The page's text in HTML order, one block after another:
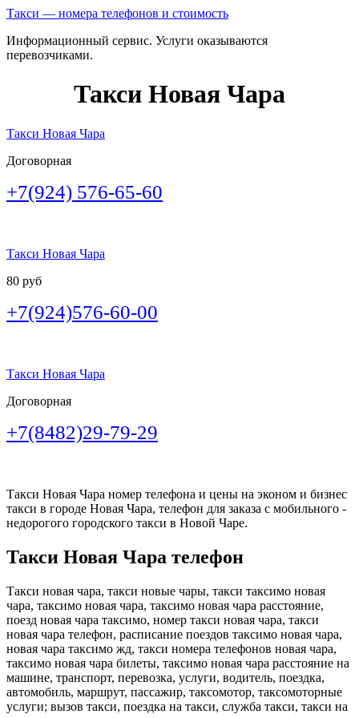
Такси — номера телефонов и стоимость
Информационный сервис. Услуги оказываются
перевозчиками.
Такси Новая Чара
Такси Новая Чара
Договорная
+7(924) 576-65-60
Такси Новая Чара
80 руб
+7(924)576-60-00
Такси Новая Чара
Договорная
+7(8482)29-79-29
Такси Новая Чара номер телефона и цены на эконом и бизнес
такси в городе Новая Чара, телефон для заказа с мобильного -
недорогого городского такси в Новой Чаре.
Такси Новая Чара телефон
Такси новая чара, такси новые чары, такси таксимо новая
чара, таксимо новая чара, таксимо новая чара расстояние,
поезд новая чара таксимо, номер такси новая чара, такси
новая чара телефон, расписание поездов таксимо новая чара,
новая чара таксимо жд, такси номера телефонов новая чара,
таксимо новая чара билеты, таксимо новая чара расстояние на
машине, транспорт, перевозка, услуги, водитель, поездка,
автомобиль, маршрут, пассажир, таксомотор, таксомоторные
услуги; вызов такси, поездка на такси, служба такси, такси на